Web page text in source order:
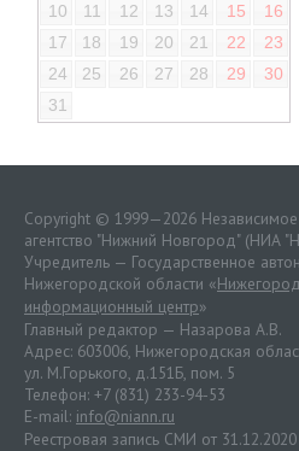
10
11 12 13 14 15
16
17
18 19 20 21 22
23
24
25 26 27 28 29
30
31
Copyright © 1999—2026
агентство "Нижний Новгород" (НИА
Учредитель — Государственное
Нижегородской области «
информационный центр»
Главный редактор — Назарова А.В.
Адрес: 603006, Нижегородская
ул. М.Горького, д.151Б, пом. 5
Телефон: +7 (831) 233-94-53
E-mail: info@niann.ru
Реестровая запись СМИ от